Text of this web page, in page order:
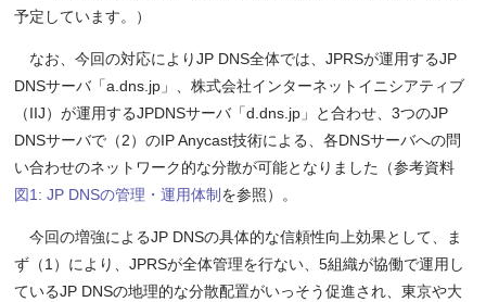
予定しています。）
なお、今回の対応によりJP DNS全体では、JPRSが運用するJP
DNSサーバ「a.dns.jp」、株式会社インターネットイニシアティブ
（IIJ）が運用するJPDNSサーバ「d.dns.jp」と合わせ、3つのJP
DNSサーバで（2）のIP Anycast技術による、各DNSサーバへの問
い合わせのネットワーク的な分散が可能となりました（参考資料
図1: JP DNSの管理・運用体制 を参照）。
今回の増強によるJP DNSの具体的な信頼性向上効果として、ま
ず（1）により、JPRSが全体管理を行ない、5組織が協働で運用し
ているJP DNSの地理的な分散配置がいっそう促進され、東京や大